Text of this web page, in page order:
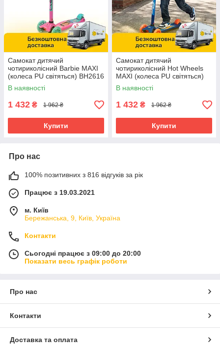
Самокат дитячий
чотириколісний Barbie MAXI
(колеса PU світяться) BH2616
В наявності
1 432 ₴ 1 962 ₴
Купити
Самокат дитячий
чотириколісний Hot Wheels
MAXI (колеса PU світяться)
BH2617
В наявності
1 432 ₴ 1 962 ₴
Купити
Про нас
100% позитивних з 816 відгуків за рік
Працює з 19.03.2021
м. Київ
Бережанська, 9, Київ, Україна
Контакти
Сьогодні працює з 09:00 до 20:00
Показати весь графік роботи
Про нас
Контакти
Доставка та оплата